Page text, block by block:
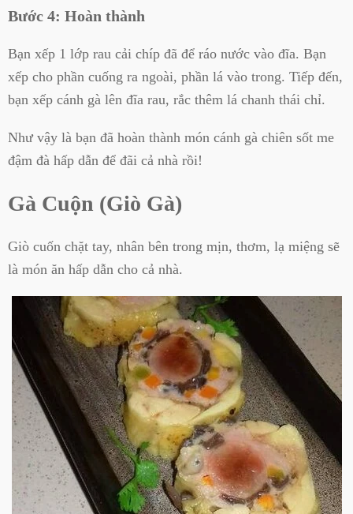
Bước 4: Hoàn thành
Bạn xếp 1 lớp rau cải chíp đã để ráo nước vào đĩa. Bạn
xếp cho phần cuống ra ngoài, phần lá vào trong. Tiếp đến,
bạn xếp cánh gà lên đĩa rau, rắc thêm lá chanh thái chỉ.
Như vậy là bạn đã hoàn thành món cánh gà chiên sốt me
đậm đà hấp dẫn để đãi cả nhà rồi!
Gà Cuộn (Giò Gà)
Giò cuốn chặt tay, nhân bên trong mịn, thơm, lạ miệng sẽ
là món ăn hấp dẫn cho cả nhà.